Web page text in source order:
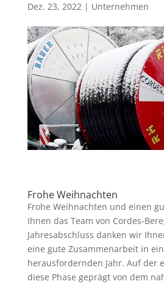
Dez. 23, 2022| Unternehmen
Frohe Weihnachten
Frohe Weihnachten und einen
Ihnen das Team von Cordes-
Jahresabschluss danken wir
eine gute Zusammenarbeit in
herausfordernden Jahr. Auf der
diese Phase geprägt von dem